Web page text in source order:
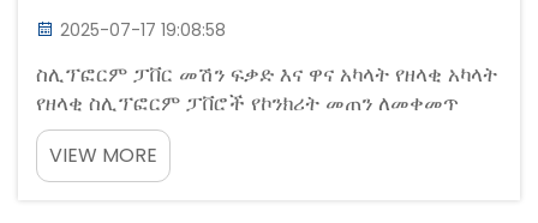
2025-07-17 19:08:58
ስሊፕፎርም ፓቨር መሽን ፍቃድ እና ዋና አካላት የዘላቂ አካላት
የዘላቂ ስሊፕፎርም ፓቨሮች የኮንክሪት መጠን ለመቀመጥ
ለተለያዩ ሙያዎች የተሰሩ ምህንድስናዊ ሥርዓቶችን ያካተቱ።
ዋና የመዋቅር አካላት ይካተቱ፡ የቀይ መስመር...
VIEW MORE